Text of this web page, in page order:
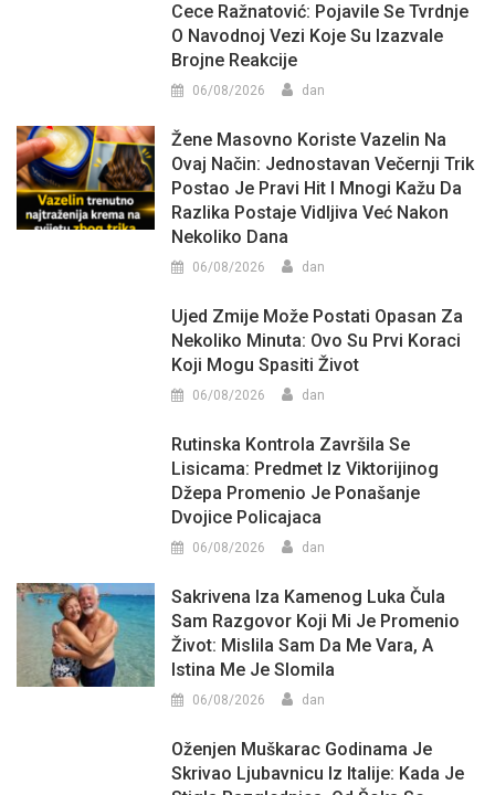
Cece Ražnatović: Pojavile Se Tvrdnje
O Navodnoj Vezi Koje Su Izazvale
Brojne Reakcije
06/08/2026 dan
Žene Masovno Koriste Vazelin Na
Ovaj Način: Jednostavan Večernji Trik
Postao Je Pravi Hit I Mnogi Kažu Da
Razlika Postaje Vidljiva Već Nakon
Nekoliko Dana
06/08/2026 dan
Ujed Zmije Može Postati Opasan Za
Nekoliko Minuta: Ovo Su Prvi Koraci
Koji Mogu Spasiti Život
06/08/2026 dan
Rutinska Kontrola Završila Se
Lisicama: Predmet Iz Viktorijinog
Džepa Promenio Je Ponašanje
Dvojice Policajaca
06/08/2026 dan
Sakrivena Iza Kamenog Luka Čula
Sam Razgovor Koji Mi Je Promenio
Život: Mislila Sam Da Me Vara, A
Istina Me Je Slomila
06/08/2026 dan
Oženjen Muškarac Godinama Je
Skrivao Ljubavnicu Iz Italije: Kada Je